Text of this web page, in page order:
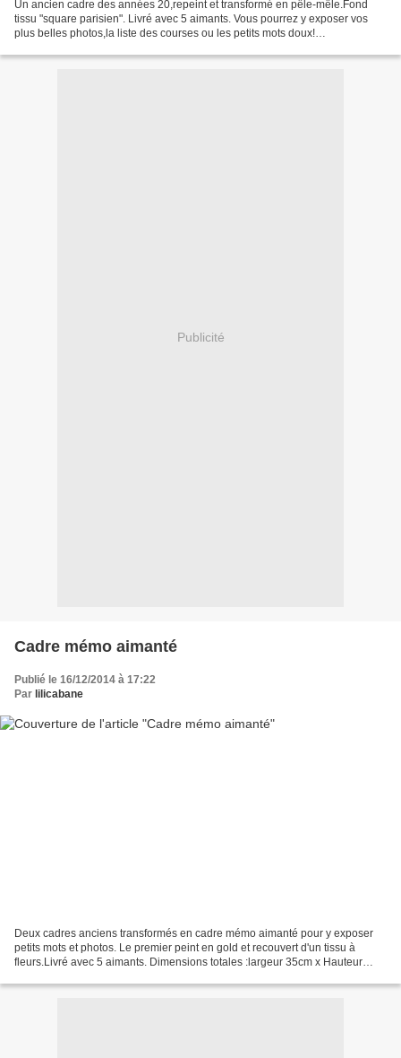
Un ancien cadre des années 20,repeint et transformé en pêle-mêle.Fond
tissu "square parisien". Livré avec 5 aimants. Vous pourrez y exposer vos
plus belles photos,la liste des courses ou les petits mots doux!
Publicité
Cadre mémo aimanté
Publié le 16/12/2014 à 17:22
Par lilicabane
Deux cadres anciens transformés en cadre mémo aimanté pour y exposer
petits mots et photos. Le premier peint en gold et recouvert d'un tissu à
fleurs.Livré avec 5 aimants. Dimensions totales :largeur 35cm x Hauteur